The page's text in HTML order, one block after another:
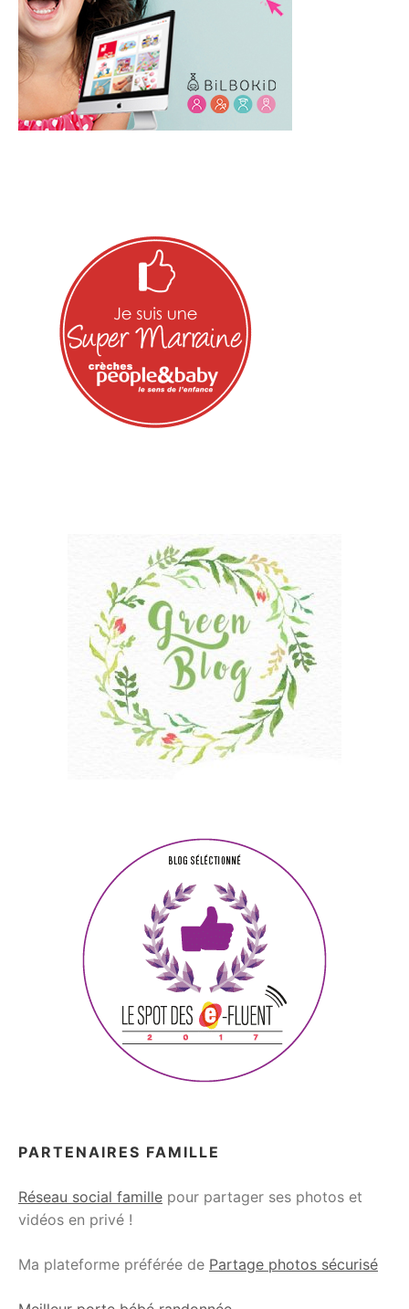
PARTENAIRES FAMILLE
Réseau social famille pour partager ses photos et
vidéos en privé !
Ma plateforme préférée de Partage photos sécurisé